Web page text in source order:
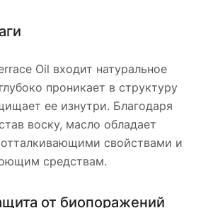
Oil входит натуральное
проникает в структуру
ее изнутри. Благодаря
воску, масло обладает
свойствами и
средствам.
от биопоражений